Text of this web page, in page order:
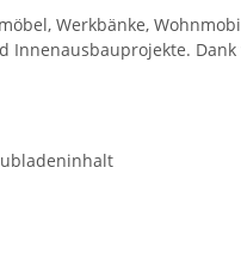
Werkbänke,